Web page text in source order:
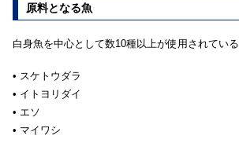
原料となる魚
白身魚を中心として数10種以上が使用されている
• スケトウダラ
• イトヨリダイ
• エソ
• マイワシ